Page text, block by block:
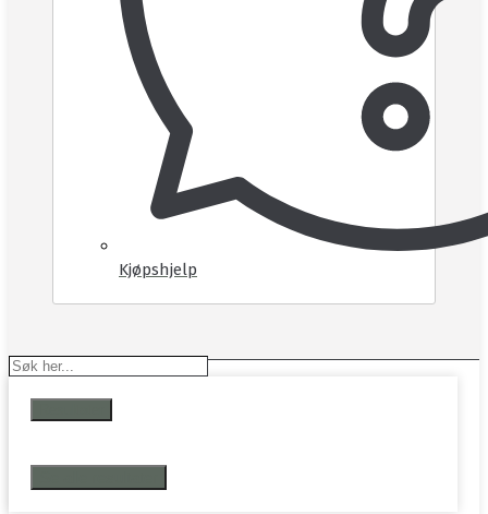
Kjøpshjelp
Search